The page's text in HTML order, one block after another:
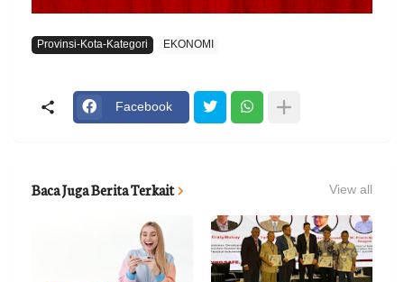
Provinsi-Kota-Kategori EKONOMI
Facebook
Baca Juga Berita Terkait View all